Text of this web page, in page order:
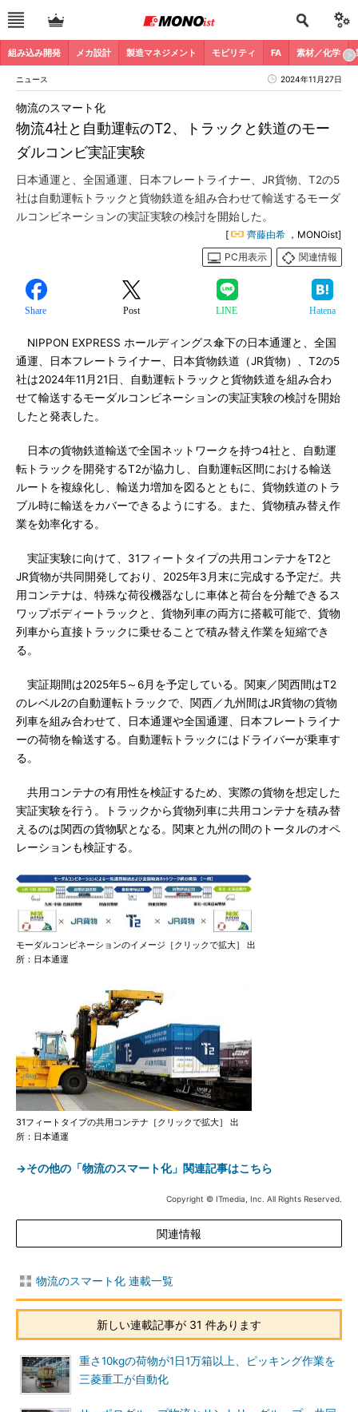
組み込み開発 メカ設計 製造マネジメント モビリティ FA 素材／化学
ニュース 2024年11月27日
物流4社と自動運転のT2、トラックと鉄道のモー
ダルコンビ実証実験
物流のスマート化
日本通運と、全国通運、日本フレートライナー、JR貨物、T2の5
社は自動運転トラックと貨物鉄道を組み合わせて輸送するモーダ
ルコンビネーションの実証実験の検討を開始した。
[ 齊藤由希 ，MONOist]
PC用表示
関連情報
Share Post LINE Hatena
NIPPON EXPRESS ホールディングス傘下の日本通運と、全国
通運、日本フレートライナー、日本貨物鉄道（JR貨物）、T2の5
社は2024年11月21日、自動運転トラックと貨物鉄道を組み合わ
せて輸送するモーダルコンビネーションの実証実験の検討を開始
したと発表した。
日本の貨物鉄道輸送で全国ネットワークを持つ4社と、自動運
転トラックを開発するT2が協力し、自動運転区間における輸送
ルートを複線化し、輸送力増加を図るとともに、貨物鉄道のトラ
ブル時に輸送をカバーできるようにする。また、貨物積み替え作
業を効率化する。
実証実験に向けて、31フィートタイプの共用コンテナをT2と
JR貨物が共同開発しており、2025年3月末に完成する予定だ。共
用コンテナは、特殊な荷役機器なしに車体と荷台を分離できるス
ワップボディートラックと、貨物列車の両方に搭載可能で、貨物
列車から直接トラックに乗せることで積み替え作業を短縮でき
る。
実証期間は2025年5～6月を予定している。関東／関西間はT2
のレベル2の自動運転トラックで、関西／九州間はJR貨物の貨物
列車を組み合わせて、日本通運や全国通運、日本フレートライナ
ーの荷物を輸送する。自動運転トラックにはドライバーが乗車す
る。
共用コンテナの有用性を検証するため、実際の貨物を想定した
実証実験を行う。トラックから貨物列車に共用コンテナを積み替
えるのは関西の貨物駅となる。関東と九州の間のトータルのオペ
レーションも検証する。
モーダルコンビネーションのイメージ［クリックで拡大］ 出
所：日本通運
31フィートタイプの共用コンテナ［クリックで拡大］ 出
所：日本通運
→その他の「物流のスマート化」関連記事はこちら
Copyright © ITmedia, Inc. All Rights Reserved.
関連情報
物流のスマート化 連載一覧
新しい連載記事が 31 件あります
重さ10kgの荷物が1日1万箱以上、ピッキング作業を
三菱重工が自動化